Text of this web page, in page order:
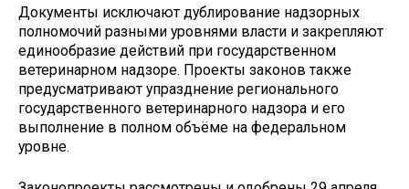
Документы исключают дублирование надзорных
полномочий разными уровнями власти и закрепляют
единообразие действий при государственном
ветеринарном надзоре. Проекты законов также
предусматривают упразднение регионального
государственного ветеринарного надзора и его
выполнение в полном объёме на федеральном
уровне.